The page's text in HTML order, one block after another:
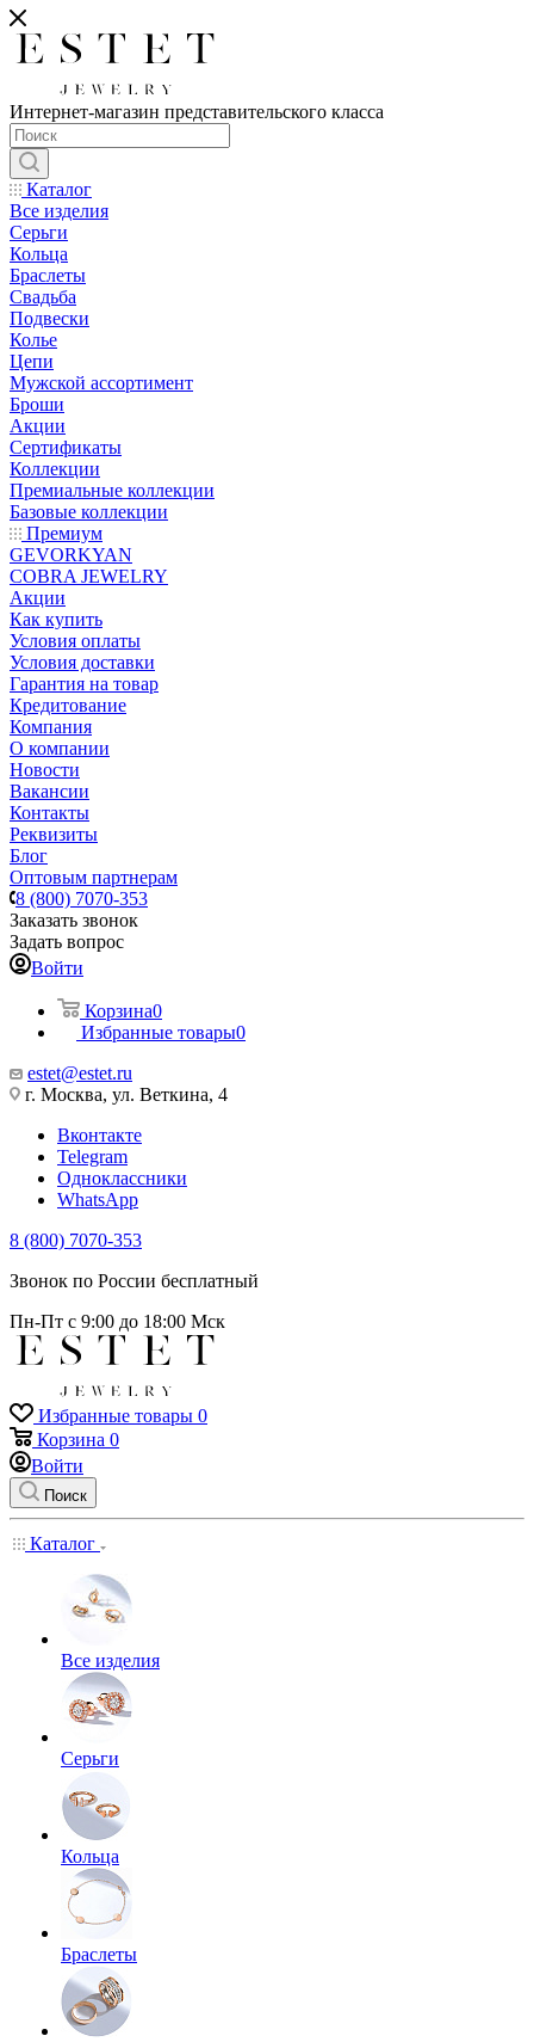
Интернет-магазин представительского класса
Каталог
Все изделия
Серьги
Кольца
Браслеты
Свадьба
Подвески
Колье
Цепи
Мужской ассортимент
Броши
Акции
Сертификаты
Коллекции
Премиальные коллекции
Базовые коллекции
Премиум
GEVORKYAN
COBRA JEWELRY
Акции
Как купить
Условия оплаты
Условия доставки
Гарантия на товар
Кредитование
Компания
О компании
Новости
Вакансии
Контакты
Реквизиты
Блог
Оптовым партнерам
8 (800) 7070-353
Заказать звонок
Задать вопрос
Войти
Корзина0
Избранные товары0
estet@estet.ru
г. Москва, ул. Веткина, 4
Вконтакте
Telegram
Одноклассники
WhatsApp
8 (800) 7070-353
Звонок по России бесплатный
Пн-Пт с 9:00 до 18:00 Мск
Избранные товары 0
Корзина 0
Войти
Поиск
Каталог
Все изделия
Серьги
Кольца
Браслеты